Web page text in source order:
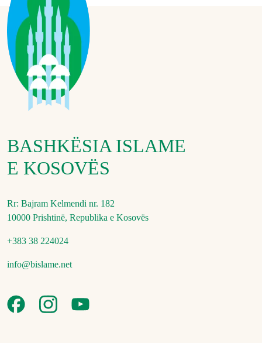
BASHKËSIA ISLAME
E KOSOVËS
Rr: Bajram Kelmendi nr. 182
10000 Prishtinë, Republika e Kosovës
+383 38 224024
info@bislame.net